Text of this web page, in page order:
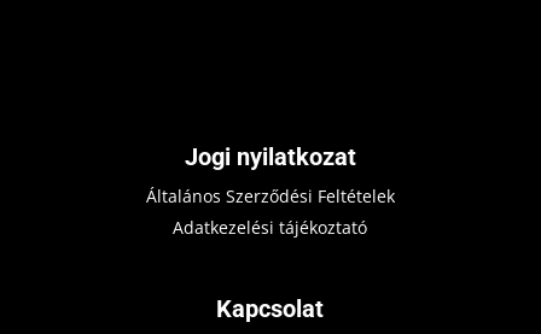
Jogi nyilatkozat
Általános Szerződési Feltételek
Adatkezelési tájékoztató
Kapcsolat